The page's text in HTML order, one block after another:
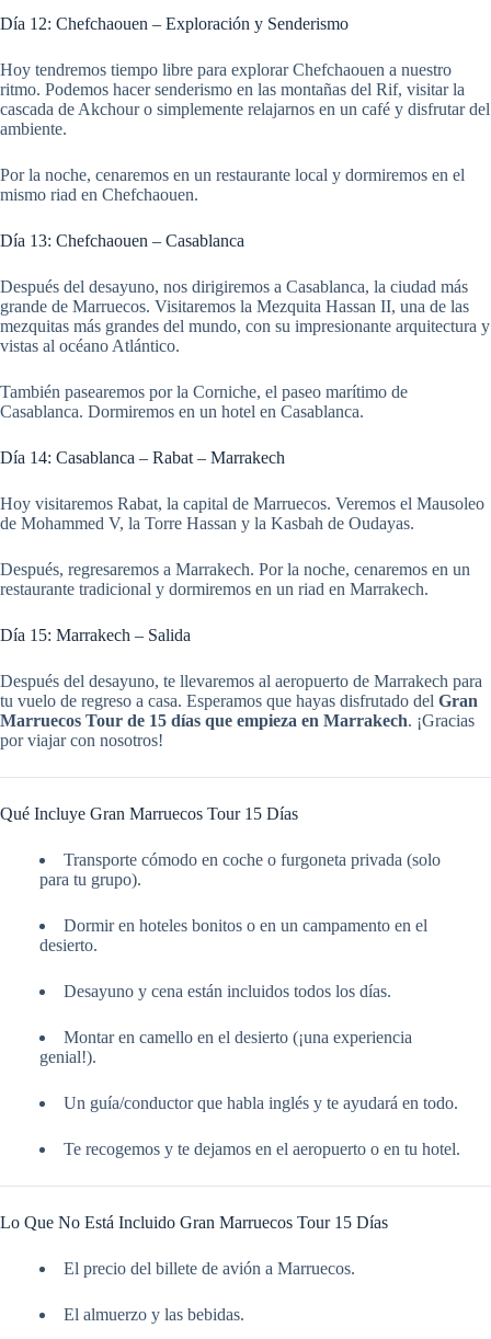
Día 12: Chefchaouen – Exploración y Senderismo
Hoy tendremos tiempo libre para explorar Chefchaouen a nuestro
ritmo. Podemos hacer senderismo en las montañas del Rif, visitar la
cascada de Akchour o simplemente relajarnos en un café y disfrutar del
ambiente.
Por la noche, cenaremos en un restaurante local y dormiremos en el
mismo riad en Chefchaouen.
Día 13: Chefchaouen – Casablanca
Después del desayuno, nos dirigiremos a Casablanca, la ciudad más
grande de Marruecos. Visitaremos la Mezquita Hassan II, una de las
mezquitas más grandes del mundo, con su impresionante arquitectura y
vistas al océano Atlántico.
También pasearemos por la Corniche, el paseo marítimo de
Casablanca. Dormiremos en un hotel en Casablanca.
Día 14: Casablanca – Rabat – Marrakech
Hoy visitaremos Rabat, la capital de Marruecos. Veremos el Mausoleo
de Mohammed V, la Torre Hassan y la Kasbah de Oudayas.
Después, regresaremos a Marrakech. Por la noche, cenaremos en un
restaurante tradicional y dormiremos en un riad en Marrakech.
Día 15: Marrakech – Salida
Después del desayuno, te llevaremos al aeropuerto de Marrakech para
tu vuelo de regreso a casa. Esperamos que hayas disfrutado del Gran
Marruecos Tour de 15 días que empieza en Marrakech. ¡Gracias
por viajar con nosotros!
Qué Incluye Gran Marruecos Tour 15 Días
Transporte cómodo en coche o furgoneta privada (solo
para tu grupo).
Dormir en hoteles bonitos o en un campamento en el
desierto.
Desayuno y cena están incluidos todos los días.
Montar en camello en el desierto (¡una experiencia
genial!).
Un guía/conductor que habla inglés y te ayudará en todo.
Te recogemos y te dejamos en el aeropuerto o en tu hotel.
Lo Que No Está Incluido Gran Marruecos Tour 15 Días
El precio del billete de avión a Marruecos.
El almuerzo y las bebidas.